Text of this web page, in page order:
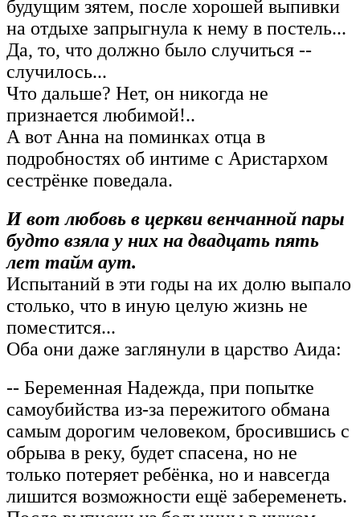
будущим зятем, после хорошей выпивки
на отдыхе запрыгнула к нему в постель...
Да, то, что должно было случиться --
случилось...
Что дальше? Нет, он никогда не
признается любимой!..
А вот Анна на поминках отца в
подробностях об интиме с Аристархом
сестрёнке поведала.
И вот любовь в церкви венчанной пары
будто взяла у них на двадцать пять
лет тайм аут.
Испытаний в эти годы на их долю выпало
столько, что в иную целую жизнь не
поместится...
Оба они даже заглянули в царство Аида:
-- Беременная Надежда, при попытке
самоубийства из-за пережитого обмана
самым дорогим человеком, бросившись с
обрыва в реку, будет спасена, но не
только потеряет ребёнка, но и навсегда
лишится возможности ещё забеременеть.